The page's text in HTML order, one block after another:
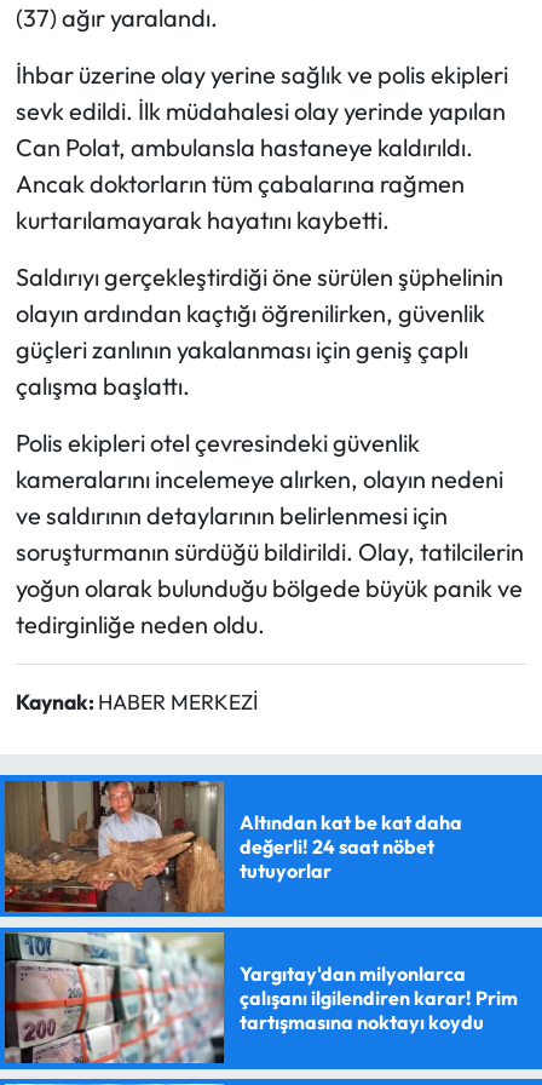
(37) ağır yaralandı.
İhbar üzerine olay yerine sağlık ve polis ekipleri
sevk edildi. İlk müdahalesi olay yerinde yapılan
Can Polat, ambulansla hastaneye kaldırıldı.
Ancak doktorların tüm çabalarına rağmen
kurtarılamayarak hayatını kaybetti.
Saldırıyı gerçekleştirdiği öne sürülen şüphelinin
olayın ardından kaçtığı öğrenilirken, güvenlik
güçleri zanlının yakalanması için geniş çaplı
çalışma başlattı.
Polis ekipleri otel çevresindeki güvenlik
kameralarını incelemeye alırken, olayın nedeni
ve saldırının detaylarının belirlenmesi için
soruşturmanın sürdüğü bildirildi. Olay, tatilcilerin
yoğun olarak bulunduğu bölgede büyük panik ve
tedirginliğe neden oldu.
Kaynak: HABER MERKEZİ
Altından kat be kat daha
değerli! 24 saat nöbet
tutuyorlar
Yargıtay'dan milyonlarca
çalışanı ilgilendiren karar! Prim
tartışmasına noktayı koydu